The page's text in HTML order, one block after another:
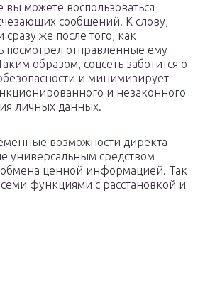
вы можете воспользоваться
сообщений. К слову,
сразу же после того, как
посмотрел отправленные ему
образом, соцсеть заботится о
и минимизирует
и незаконного
личных данных.
возможности директа
универсальным средством
ценной информацией. Так
функциями с расстановкой и